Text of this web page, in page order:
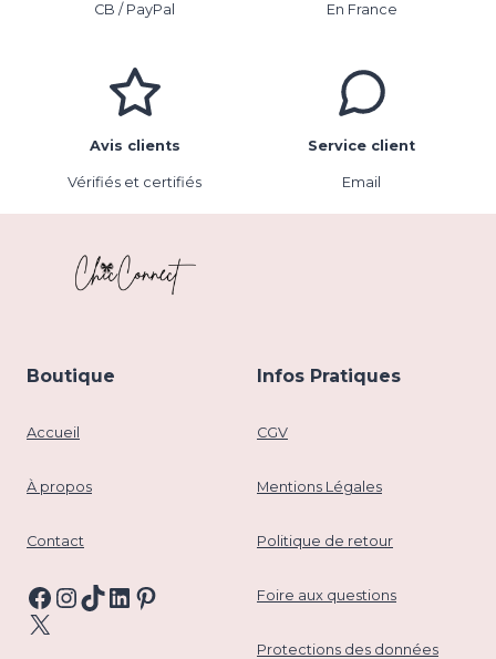
CB / PayPal En France
Avis clients
Vérifiés et certifiés
Service client
Email
Boutique
Accueil
À propos
Contact
Facebook
Instagram
TikTok
LinkedIn
Pinterest
X
Infos Pratiques
CGV
Mentions Légales
Politique de retour
Foire aux questions
Protections des données